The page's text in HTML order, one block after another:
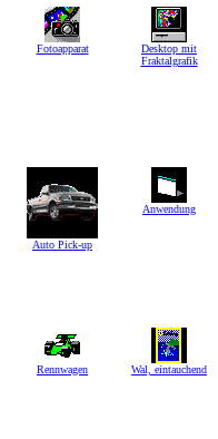
Fotoapparat
Desktop mit
Fraktalgrafik
Auto Pick-up
Anwendung
Rennwagen Wal, eintauchend